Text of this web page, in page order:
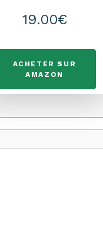
19.00€
ACHETER SUR
AMAZON